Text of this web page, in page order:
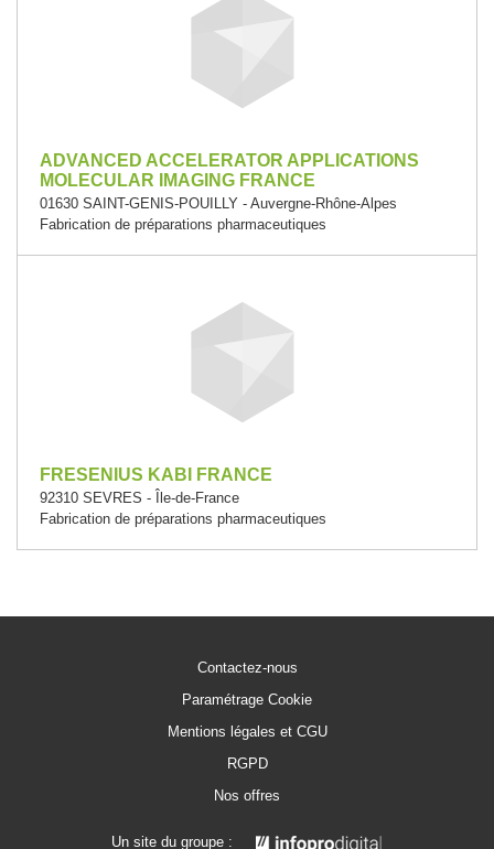
ADVANCED ACCELERATOR APPLICATIONS
MOLECULAR IMAGING FRANCE
01630 SAINT-GENIS-POUILLY - Auvergne-Rhône-Alpes
Fabrication de préparations pharmaceutiques
FRESENIUS KABI FRANCE
92310 SEVRES - Île-de-France
Fabrication de préparations pharmaceutiques
Contactez-nous
Paramétrage Cookie
Mentions légales et CGU
RGPD
Nos offres
Un site du groupe :